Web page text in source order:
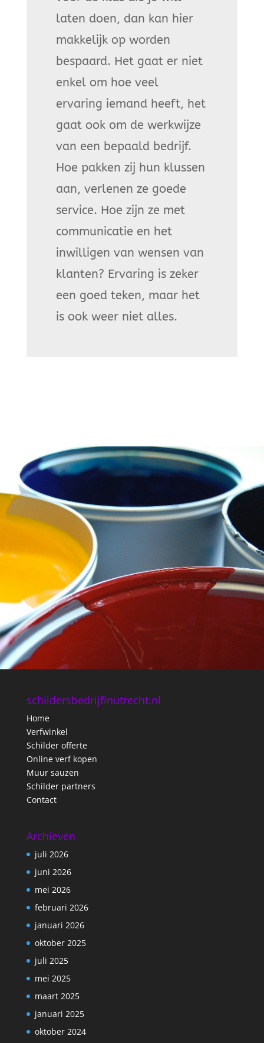
laten doen, dan kan hier
makkelijk op worden
bespaard. Het gaat er niet
enkel om hoe veel
ervaring iemand heeft, het
gaat ook om de werkwijze
van een bepaald bedrijf.
Hoe pakken zij hun klussen
aan, verlenen ze goede
service. Hoe zijn ze met
communicatie en het
inwilligen van wensen van
klanten? Ervaring is zeker
een goed teken, maar het
is ook weer niet alles.
schildersbedrijfinutrecht.nl
Home
Verfwinkel
Schilder offerte
Online verf kopen
Muur sauzen
Schilder partners
Contact
Archieven
juli 2026
juni 2026
mei 2026
februari 2026
januari 2026
oktober 2025
juli 2025
mei 2025
maart 2025
januari 2025
oktober 2024